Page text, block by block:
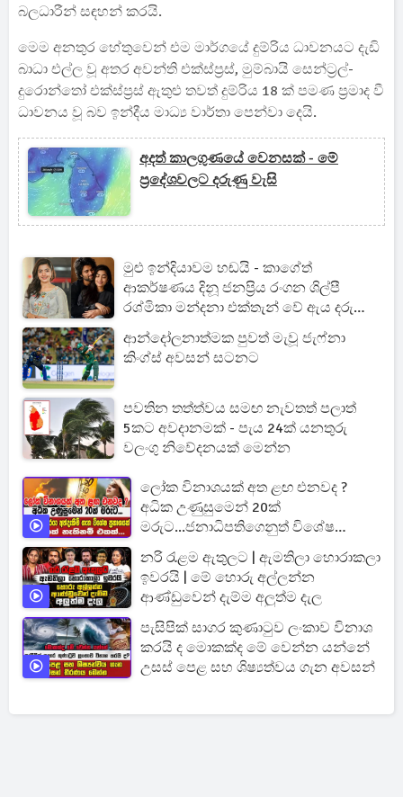
බලධාරීන් සඳහන් කරයි.
මෙම අනතුර හේතුවෙන් එම මාර්ගයේ දුම්රිය ධාවනයට දැඩි
බාධා එල්ල වූ අතර අවන්ති එක්ස්ප්‍රස්, මුම්බායි සෙන්ට්‍රල්-
දුරොන්තෝ එක්ස්ප්‍රස් ඇතුළු තවත් දුම්රිය 18 ක් පමණ ප්‍රමාද වී
ධාවනය වූ බව ඉන්දීය මාධ්‍ය වාර්තා පෙන්වා දෙයි.
අදත් කාලගුණයේ වෙනසක් - මේ
ප්‍රදේශවලට දරුණු වැසි
මුළු ඉන්දියාවම හඬයි - කාගේත්
ආකර්ෂණය දිනූ ජනප්‍රිය රංගන ශිල්පී
රශ්මිකා මන්දනා එක්තැන් වේ ඇය දරුණු
රෝගී තත්ත්වයකින් සියල්ල හෙළිවෙයි
ආන්දෝලනාත්මක පුවත් මැවූ ජැෆ්නා
කිංග්ස් අවසන් සටනට
පවතින තත්ත්වය සමඟ නැවතත් පලාත්
5කට අවදානමක් - පැය 24ක් යනතුරු
වලංගු නිවේදනයක් මෙන්න
ලෝක විනාශයක් අත ළඟ එනවද ?
අධික උණුසුමෙන් 20ක්
මරුට...ජනාධිපතිගෙනුත් විශේෂ
ප්‍රකාශයක්
නරි රැළම ඇතුලට | ඇමතිලා හොරාකලා
ඉවරයි | මේ හොරු අල්ලන්න
ආණ්ඩුවෙන් දැම්ම අලුත්ම දැල
පැසිපික් සාගර කුණාටුව ලංකාව විනාශ
කරයි ද මොකක්ද මේ වෙන්න යන්නේ
උසස් පෙළ සහ ශිෂ්‍යත්වය ගැන අවසන්